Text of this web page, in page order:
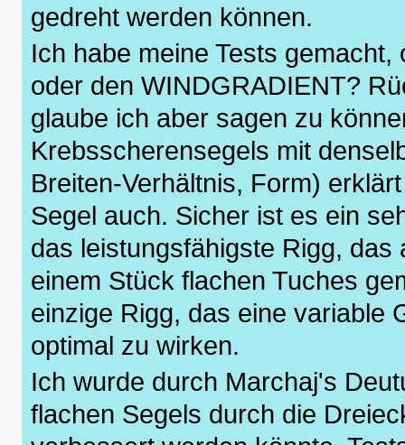
gedreht werden können.
Ich habe meine Tests
oder den WINDGRADIENT?
glaube ich aber sagen zu
Krebsscherensegels mit
Breiten-Verhältnis, Form)
Segel auch. Sicher ist es ein
das leistungsfähigste Rigg,
einem Stück flachen Tuches
einzige Rigg, das eine variable
optimal zu wirken.
Ich wurde durch Marchaj's
flachen Segels durch die